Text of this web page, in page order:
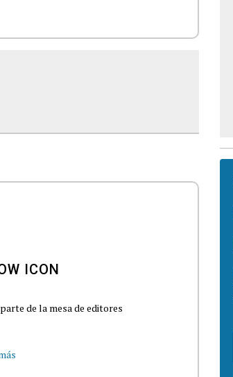
de la mesa de editores